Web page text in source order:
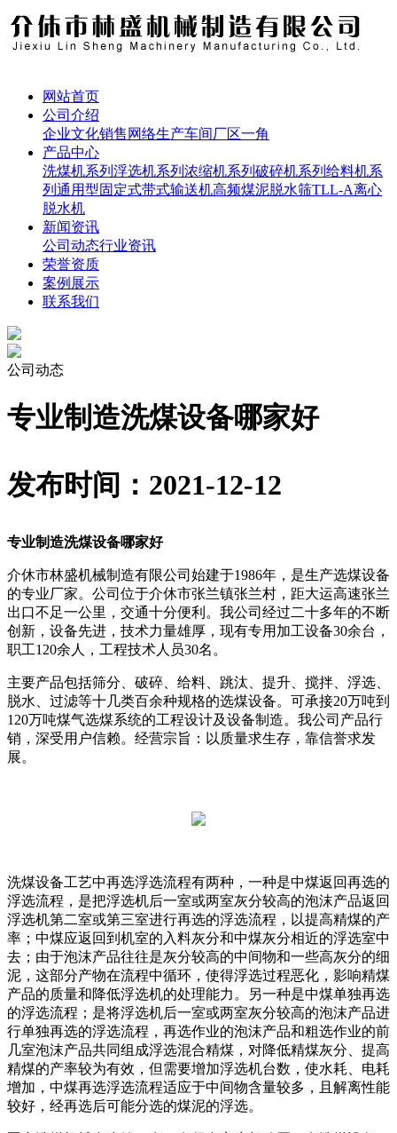
网站首页
公司介绍
企业文化销售网络生产车间厂区一角
产品中心
洗煤机系列 浮选机系列 浓缩机系列 破碎机系列 给料机系
列 通用型固定式带式输送机高频煤泥脱水筛TLL-A离心
脱水机
新闻资讯
公司动态行业资讯
荣誉资质
案例展示
联系我们
公司动态
专业制造洗煤设备哪家好
发布时间：2021-12-12
专业制造洗煤设备哪家好
介休市林盛机械制造有限公司始建于1986年，是生产选煤设备
的专业厂家。公司位于介休市张兰镇张兰村，距大运高速张兰
出口不足一公里，交通十分便利。我公司经过二十多年的不断
创新，设备先进，技术力量雄厚，现有专用加工设备30余台，
职工120余人，工程技术人员30名。
主要产品包括筛分、破碎、给料、跳汰、提升、搅拌、浮选、
脱水、过滤等十几类百余种规格的选煤设备。可承接20万吨到
120万吨煤气选煤系统的工程设计及设备制造。我公司产品行
销，深受用户信赖。经营宗旨：以质量求生存，靠信誉求发
展。
洗煤设备工艺中再选浮选流程有两种，一种是中煤返回再选的
浮选流程，是把浮选机后一室或两室灰分较高的泡沫产品返回
浮选机第二室或第三室进行再选的浮选流程，以提高精煤的产
率；中煤应返回到机室的入料灰分和中煤灰分相近的浮选室中
去；由于泡沫产品往往是灰分较高的中间物和一些高灰分的细
泥，这部分产物在流程中循环，使得浮选过程恶化，影响精煤
产品的质量和降低浮选机的处理能力。另一种是中煤单独再选
的浮选流程；是将浮选机后一室或两室灰分较高的泡沫产品进
行单独再选的浮选流程，再选作业的泡沫产品和粗选作业的前
几室泡沫产品共同组成浮选混合精煤，对降低精煤灰分、提高
精煤的产率较为有效，但需要增加浮选机台数，使水耗、电耗
增加，中煤再选浮选流程适应于中间物含量较多，且解离性能
较好，经再选后可能分选的煤泥的浮选。